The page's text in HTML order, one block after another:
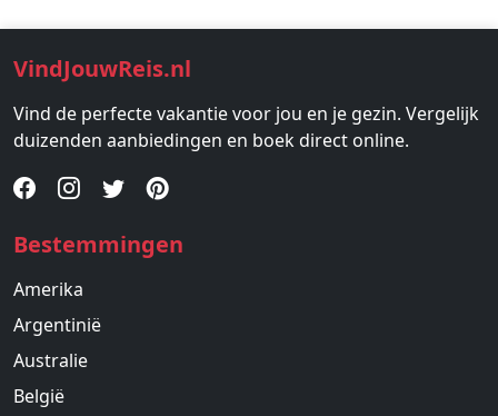
VindJouwReis.nl
Vind de perfecte vakantie voor jou en je gezin. Vergelijk
duizenden aanbiedingen en boek direct online.
Bestemmingen
Amerika
Argentinië
Australie
België